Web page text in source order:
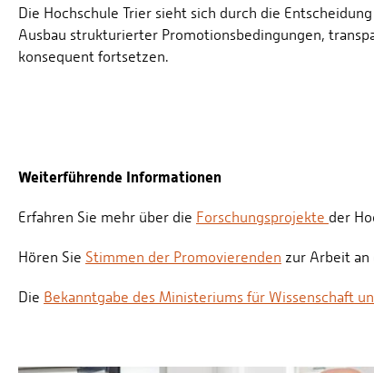
Die Hochschule Trier sieht sich durch die
Ausbau strukturierter Promotionsbedingungen,
konsequent fortsetzen.
Weiterführende Informationen
Erfahren Sie mehr über die Forschungsprojekte der
Hören Sie Stimmen der Promovierenden zur Arbeit an
Die Bekanntgabe des Ministeriums für Wissenschaft